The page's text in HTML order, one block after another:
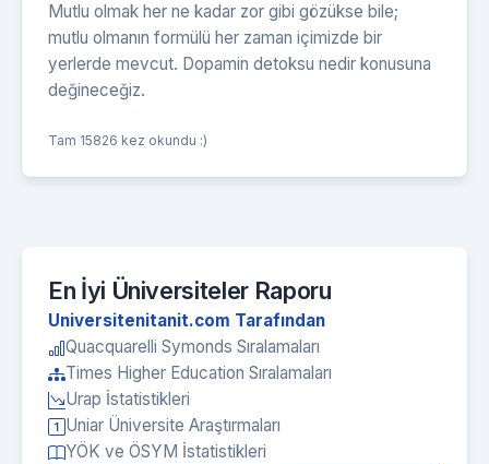
Mutlu olmak her ne kadar zor gibi gözükse bile;
mutlu olmanın formülü her zaman içimizde bir
yerlerde mevcut. Dopamin detoksu nedir konusuna
değineceğiz.
Tam 15826 kez okundu :)
En İyi Üniversiteler Raporu
Universitenitanit.com Tarafından
Quacquarelli Symonds Sıralamaları
Times Higher Education Sıralamaları
Urap İstatistikleri
Uniar Üniversite Araştırmaları
YÖK ve ÖSYM İstatistikleri